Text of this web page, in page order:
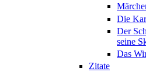
Die
Der
seine
Das
Zitate